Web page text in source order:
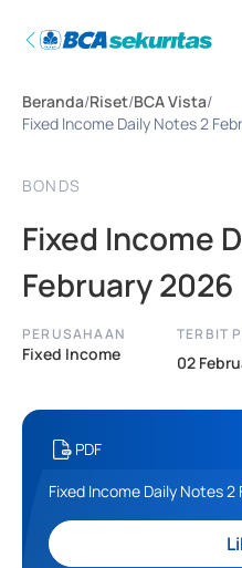
Beranda/Riset/BCA Vista/
Fixed Income Daily Notes 2
BONDS
Fixed Income
February 2026
PERUSAHAAN
Fixed Income
TERBIT
02
PDF
Fixed Income Daily Notes